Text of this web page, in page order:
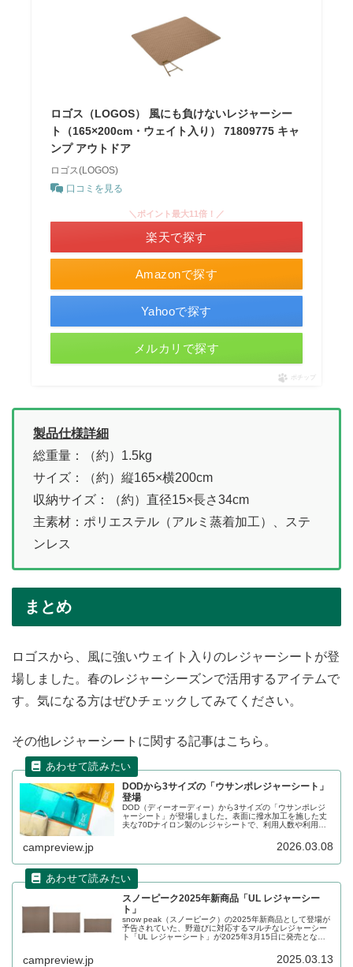
ロゴス（LOGOS） 風にも負けないレジャーシー
ト（165×200cm・ウェイト入り） 71809775 キャ
ンプ アウトドア
ロゴス(LOGOS)
口コミを見る
Amazonで探す
＼ポイント最大11倍！／
楽天で探す
Yahooで探す
メルカリで探す
ポチップ
製品仕様詳細
総重量：（約）1.5kg
サイズ：（約）縦165×横200cm
収納サイズ：（約）直径15×長さ34cm
主素材：ポリエステル（アルミ蒸着加工）、ステ
ンレス
まとめ
ロゴスから、風に強いウェイト入りのレジャーシートが登
場しました。春のレジャーシーズンで活用するアイテムで
す。気になる方はぜひチェックしてみてください。
その他レジャーシートに関する記事はこちら。
DODから3サイズの「ウサンポレジャーシート」
登場
DOD（ディーオーディー）から3サイズの「ウサンポレジ
ャーシート」が登場しました。表面に撥水加工を施した丈
夫な70Dナイロン製のレジャシートで、利用人数や利用シ
れ専用の収納ケースも付属します。詳細をレビューしま
campreview.jp 2026.03.08
スノーピーク2025年新商品「UL レジャーシー
ト」
snow peak（スノーピーク）の2025年新商品として登場が
予告されていた、野遊びに対応するマルチなレジャーシー
ト「UL レジャーシート」が2025年3月15日に発売となり
水性と撥水性を強化したレジャーシートです。詳細をレビ
campreview.jp 2025.03.13